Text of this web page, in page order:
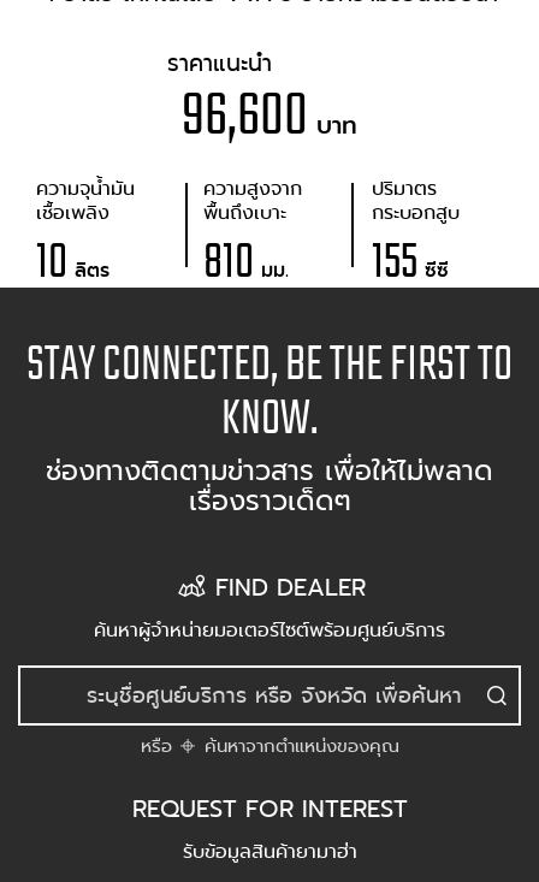
ราคาแนะนำ
96,600 บาท
ความจุน้ำมัน
เชื้อเพลิง
10 ลิตร
ความสูงจาก
พื้นถึงเบาะ
810 มม.
ปริมาตร
กระบอกสูบ
155 ซีซี
STAY CONNECTED, BE THE FIRST TO
KNOW.
ช่องทางติดตามข่าวสาร เพื่อให้ไม่พลาด
เรื่องราวเด็ดๆ
FIND DEALER
ค้นหาผู้จำหน่ายมอเตอร์ไซต์พร้อมศูนย์บริการ
หรือ ค้นหาจากตำแหน่งของคุณ
REQUEST FOR INTEREST
รับข้อมูลสินค้ายามาฮ่า